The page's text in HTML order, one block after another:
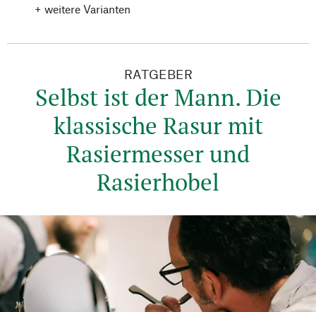
+ weitere Varianten
RATGEBER
Selbst ist der Mann. Die
klassische Rasur mit
Rasiermesser und
Rasierhobel